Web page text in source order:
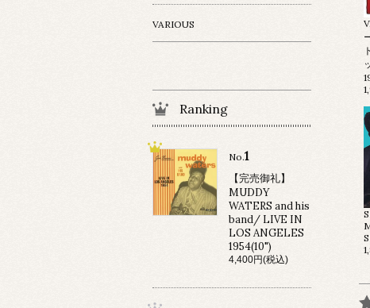
VARIOUS
Ranking
No.1
【完売御礼】
MUDDY
WATERS and his
band/ LIVE IN
LOS ANGELES
1954(10")
4,400円(税込)